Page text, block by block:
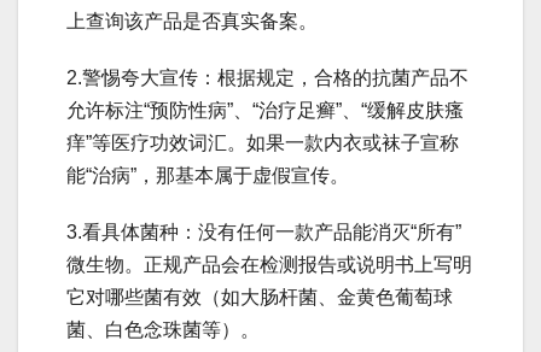
上查询该产品是否真实备案。
2.警惕夸大宣传：根据规定，合格的抗菌产品不
允许标注“预防性病”、“治疗足癣”、“缓解皮肤瘙
痒”等医疗功效词汇。如果一款内衣或袜子宣称
能“治病”，那基本属于虚假宣传。
3.看具体菌种：没有任何一款产品能消灭“所有”
微生物。正规产品会在检测报告或说明书上写明
它对哪些菌有效（如大肠杆菌、金黄色葡萄球
菌、白色念珠菌等）。